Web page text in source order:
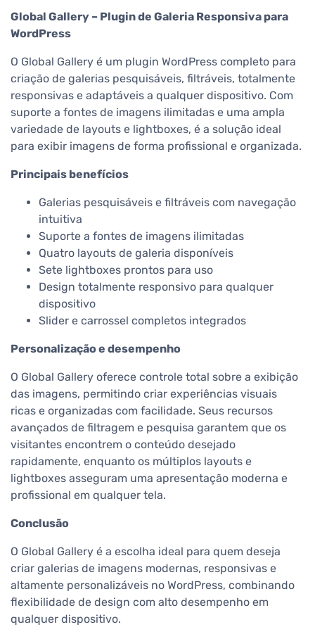
Global Gallery – Plugin de Galeria Responsiva para
WordPress
O Global Gallery é um plugin WordPress completo para
criação de galerias pesquisáveis, filtráveis, totalmente
responsivas e adaptáveis a qualquer dispositivo. Com
suporte a fontes de imagens ilimitadas e uma ampla
variedade de layouts e lightboxes, é a solução ideal
para exibir imagens de forma profissional e organizada.
Principais benefícios
Galerias pesquisáveis e filtráveis com navegação
intuitiva
Suporte a fontes de imagens ilimitadas
Quatro layouts de galeria disponíveis
Sete lightboxes prontos para uso
Design totalmente responsivo para qualquer
dispositivo
Slider e carrossel completos integrados
Personalização e desempenho
O Global Gallery oferece controle total sobre a exibição
das imagens, permitindo criar experiências visuais
ricas e organizadas com facilidade. Seus recursos
avançados de filtragem e pesquisa garantem que os
visitantes encontrem o conteúdo desejado
rapidamente, enquanto os múltiplos layouts e
lightboxes asseguram uma apresentação moderna e
profissional em qualquer tela.
Conclusão
O Global Gallery é a escolha ideal para quem deseja
criar galerias de imagens modernas, responsivas e
altamente personalizáveis no WordPress, combinando
flexibilidade de design com alto desempenho em
qualquer dispositivo.